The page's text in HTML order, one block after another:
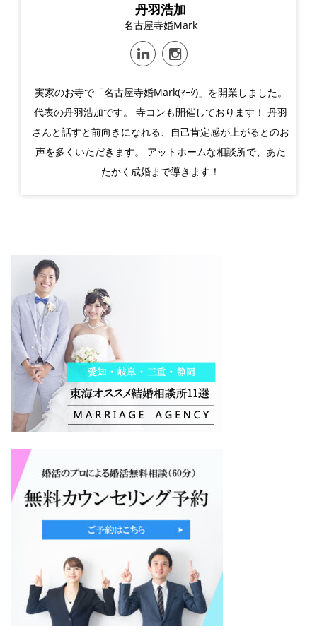
丹羽浩加
名古屋寺婚Mark
実家のお寺で「名古屋寺婚Mark(ﾏｰｸ)」を開業しました。
代表の丹羽浩加です。 寺コンも開催しております！ 丹羽
さんと話すと前向きになれる、自己肯定感が上がるとのお
声を多くいただきます。 アットホームな相談所で、あた
たかく成婚まで導きます！